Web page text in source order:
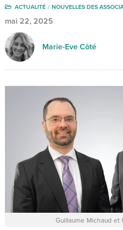
ACTUALITÉ NOUVELLES DES
mai 22, 2025
Marie-Eve Côté
Guillaume Michaud et